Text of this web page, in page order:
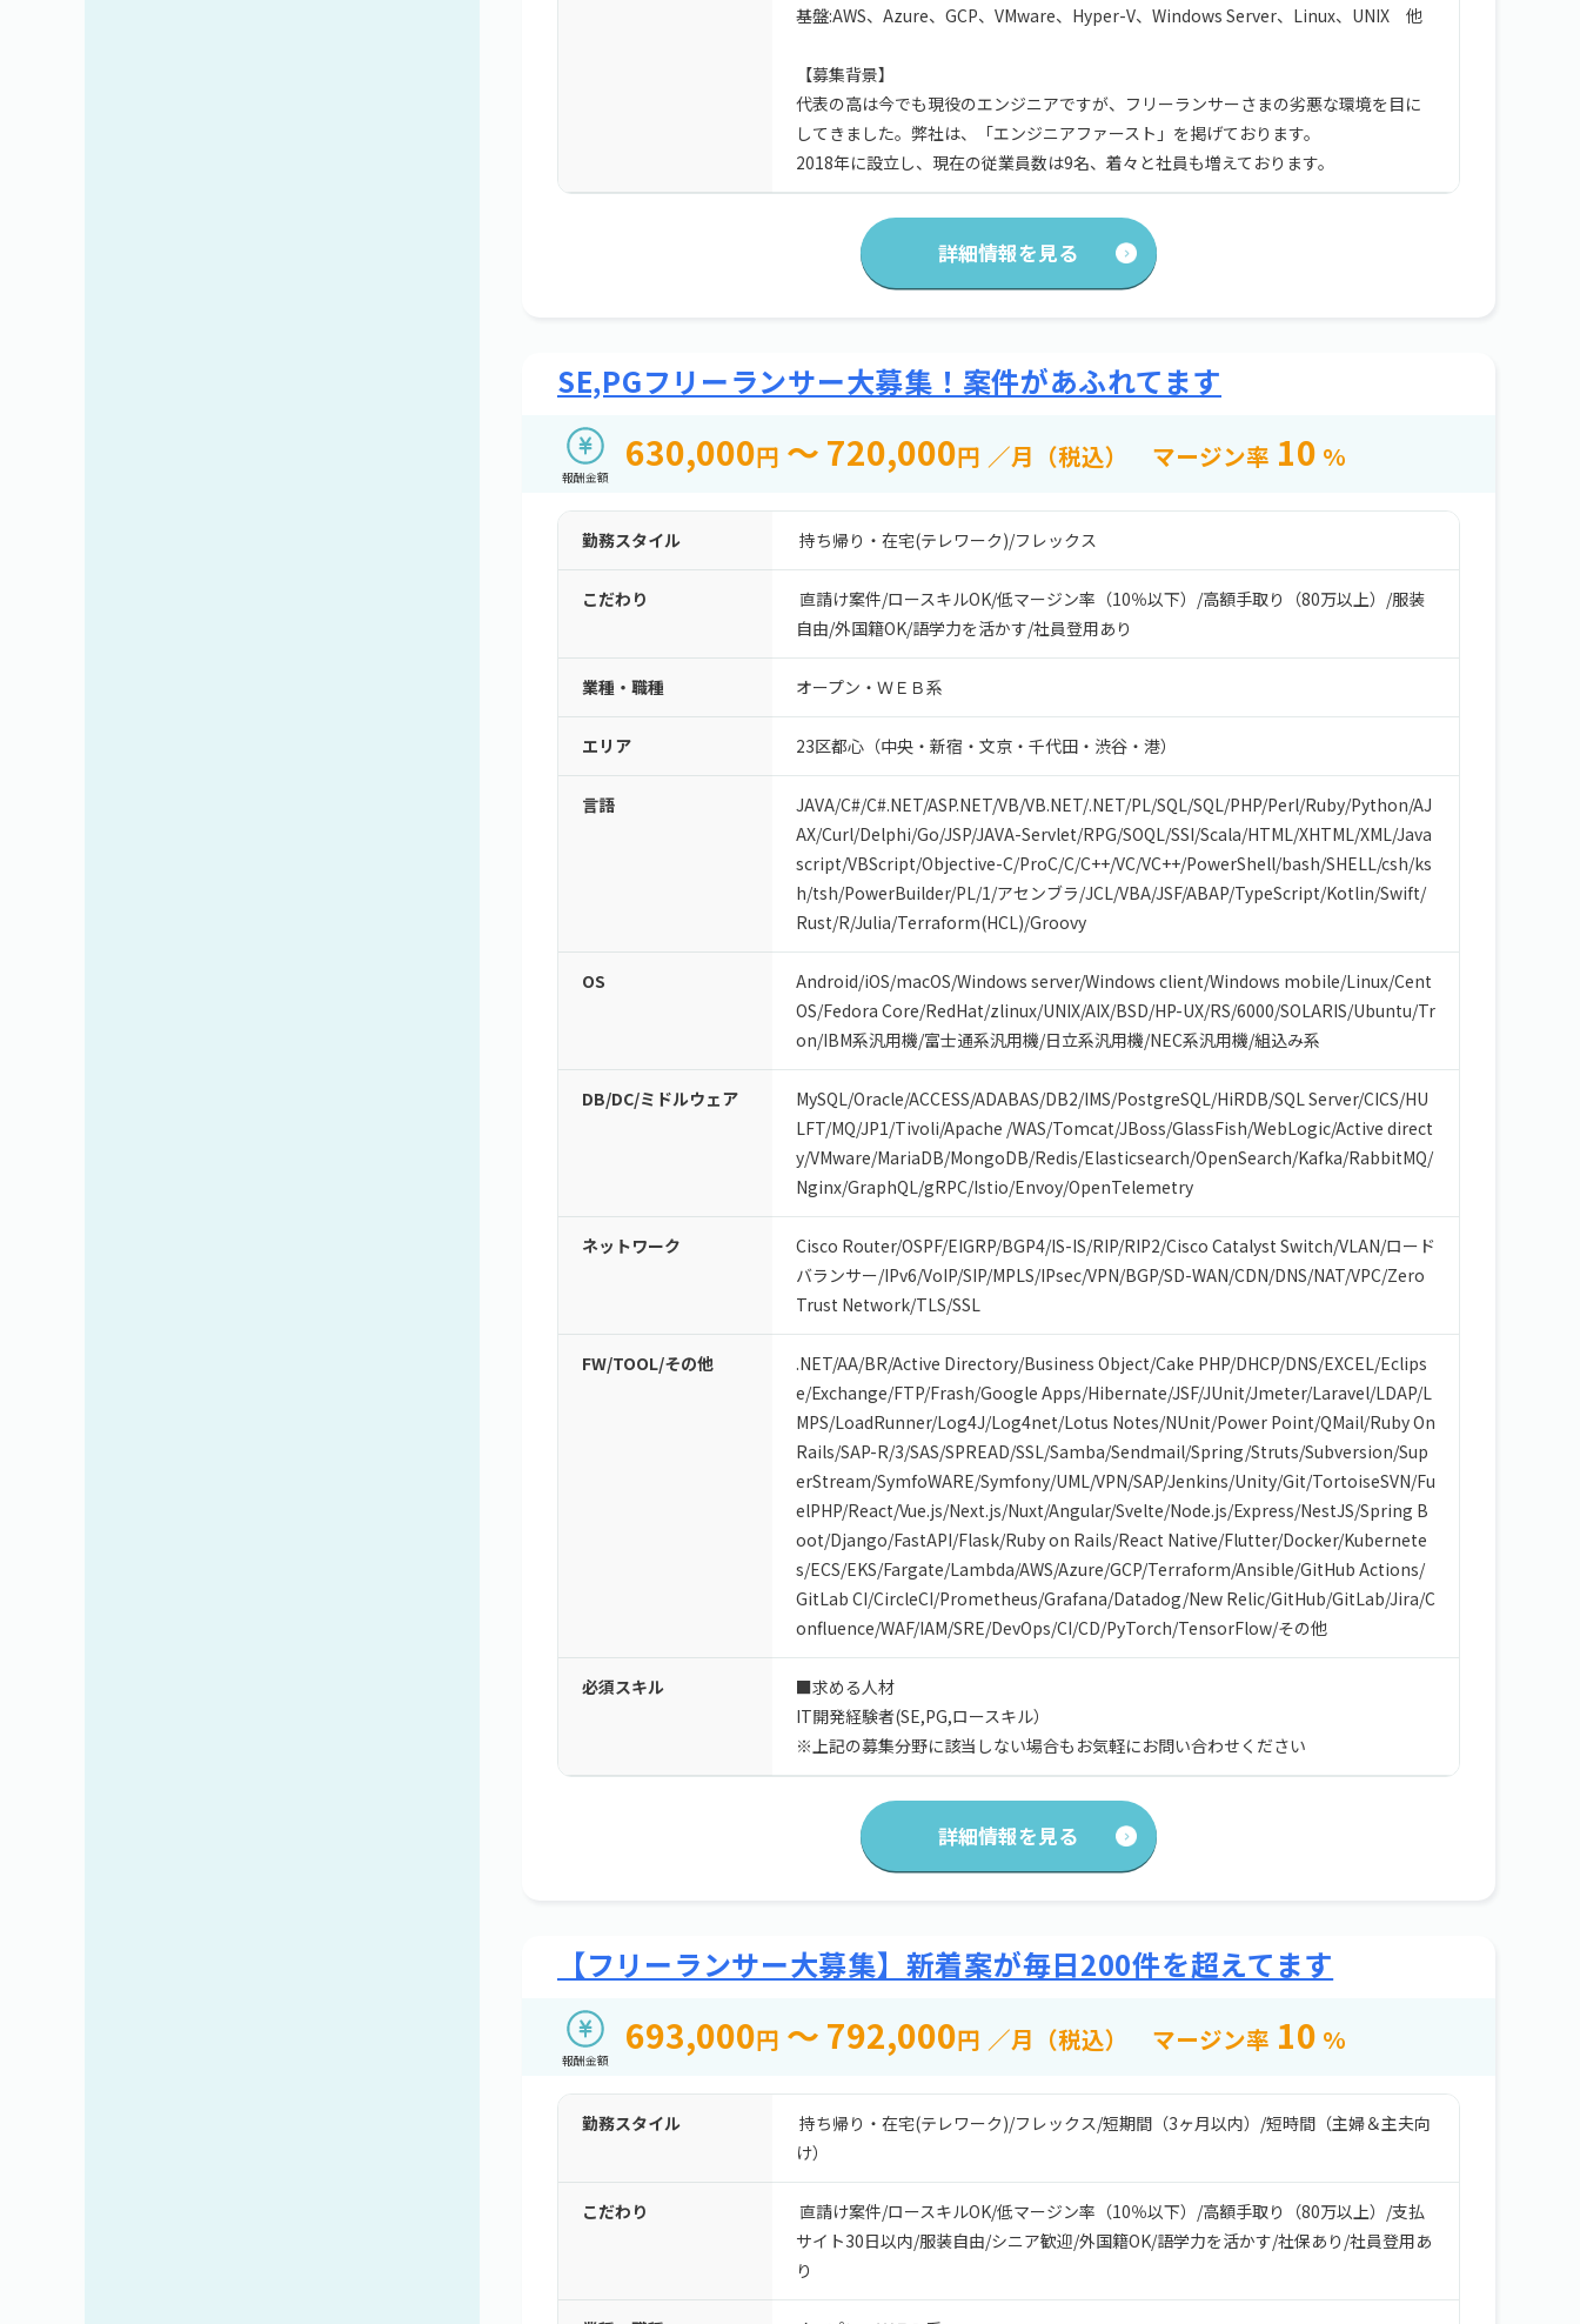
基盤:AWS、Azure、GCP、VMware、Hyper-V、Windows Server、Linux、UNIX 他
【募集背景】
代表の高は今でも現役のエンジニアですが、フリーランサーさまの劣悪な環境を目に
してきました。弊社は、「エンジニアファースト」を掲げております。
2018年に設立し、現在の従業員数は9名、着々と社員も増えております。
詳細情報を見る
SE,PGフリーランサー大募集！案件があふれてます
報酬金額
630,000円 ～ 720,000円 ／月（税込） マージン率 10 %
勤務スタイル 持ち帰り・在宅(テレワーク)/フレックス
こだわり 直請け案件/ロースキルOK/低マージン率（10％以下） /高額手取り（80万以上） /服装
自由/外国籍OK/語学力を活かす/社員登用あり
業種・職種 オープン・ＷＥＢ系
エリア 23区都心（中央・新宿・文京・千代田・渋谷・港）
言語 JAVA/C#/C#.NET/ASP.NET/VB/VB.NET/.NET/PL/SQL/SQL/PHP/Perl/Ruby/Python/AJ
AX/Curl/Delphi/Go/JSP/JAVA-Servlet/RPG/SOQL/SSI/Scala/HTML/XHTML/XML/Java
script/VBScript/Objective-C/ProC/C/C++/VC/VC++/PowerShell/bash/SHELL/csh/ks
h/tsh/PowerBuilder/PL/1/アセンブラ/JCL/VBA/JSF/ABAP/TypeScript/Kotlin/Swift/
Rust/R/Julia/Terraform(HCL)/Groovy
OS Android/iOS/macOS/Windows server/Windows client/Windows mobile/Linux/Cent
OS/Fedora Core/RedHat/zlinux/UNIX/AIX/BSD/HP-UX/RS/6000/SOLARIS/Ubuntu/Tr
on/IBM系汎用機/富士通系汎用機/日立系汎用機/NEC系汎用機/組込み系
DB/DC/ミドルウェア MySQL/Oracle/ACCESS/ADABAS/DB2/IMS/PostgreSQL/HiRDB/SQL Server/CICS/HU
LFT/MQ/JP1/Tivoli/Apache /WAS/Tomcat/JBoss/GlassFish/WebLogic/Active direct
y/VMware/MariaDB/MongoDB/Redis/Elasticsearch/OpenSearch/Kafka/RabbitMQ/
Nginx/GraphQL/gRPC/Istio/Envoy/OpenTelemetry
ネットワーク Cisco Router/OSPF/EIGRP/BGP4/IS-IS/RIP/RIP2/Cisco Catalyst Switch/VLAN/ロード
バランサー/IPv6/VoIP/SIP/MPLS/IPsec/VPN/BGP/SD-WAN/CDN/DNS/NAT/VPC/Zero
Trust Network/TLS/SSL
FW/TOOL/その他 .NET/AA/BR/Active Directory/Business Object/Cake PHP/DHCP/DNS/EXCEL/Eclips
e/Exchange/FTP/Frash/Google Apps/Hibernate/JSF/JUnit/Jmeter/Laravel/LDAP/L
MPS/LoadRunner/Log4J/Log4net/Lotus Notes/NUnit/Power Point/QMail/Ruby On
Rails/SAP-R/3/SAS/SPREAD/SSL/Samba/Sendmail/Spring/Struts/Subversion/Sup
erStream/SymfoWARE/Symfony/UML/VPN/SAP/Jenkins/Unity/Git/TortoiseSVN/Fu
elPHP/React/Vue.js/Next.js/Nuxt/Angular/Svelte/Node.js/Express/NestJS/Spring B
oot/Django/FastAPI/Flask/Ruby on Rails/React Native/Flutter/Docker/Kubernete
s/ECS/EKS/Fargate/Lambda/AWS/Azure/GCP/Terraform/Ansible/GitHub Actions/
GitLab CI/CircleCI/Prometheus/Grafana/Datadog/New Relic/GitHub/GitLab/Jira/C
onfluence/WAF/IAM/SRE/DevOps/CI/CD/PyTorch/TensorFlow/その他
必須スキル
■求める人材
IT開発経験者(SE,PG,ロースキル）
※上記の募集分野に該当しない場合もお気軽にお問い合わせください
詳細情報を見る
【フリーランサー大募集】新着案が毎日200件を超えてます
報酬金額
693,000円 ～ 792,000円 ／月（税込） マージン率 10 %
勤務スタイル 持ち帰り・在宅(テレワーク)/フレックス/短期間（3ヶ月以内） /短時間（主婦＆主夫向
け）
こだわり 直請け案件/ロースキルOK/低マージン率（10％以下） /高額手取り（80万以上） /支払
サイト30日以内/服装自由/シニア歓迎/外国籍OK/語学力を活かす/社保あり /社員登用あ
り